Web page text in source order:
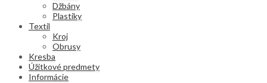
Džbány
Plastiky
Textil
Kroj
Obrusy
Kresba
Úžitkové predmety
Informácie